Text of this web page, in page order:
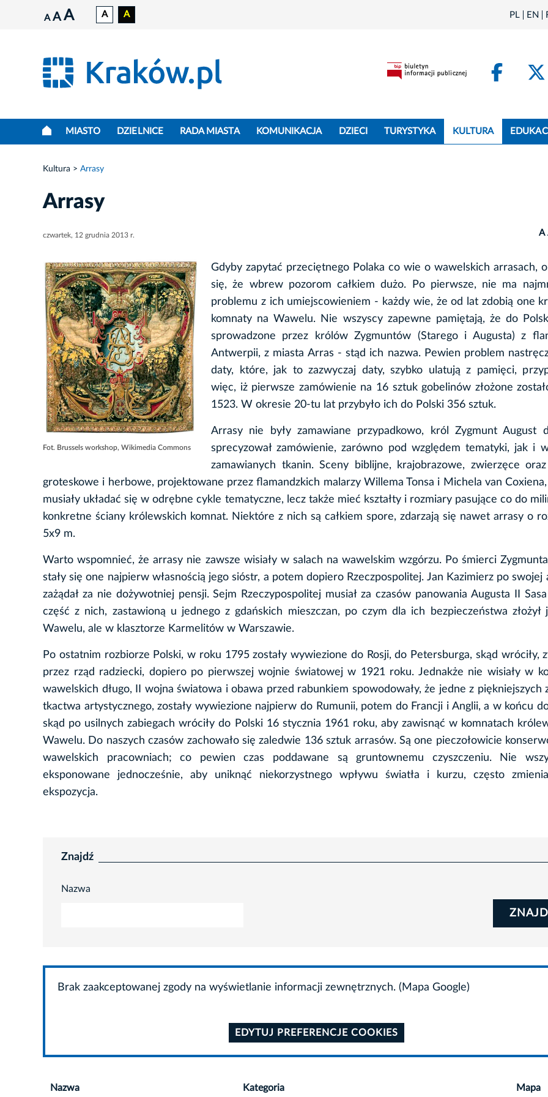
A A A A A PL EN
MIASTO DZIELNICE RADA MIASTA KOMUNIKACJA DZIECI TURYSTYKA KULTURA
Kultura Arrasy
Arrasy
czwartek, 12 grudnia 2013 r. A
Fot. Brussels workshop, Wikimedia Commons
Gdyby zapytać przeciętnego Polaka co wie o wawelskich arrasach,
się, że wbrew pozorom całkiem dużo. Po pierwsze, nie ma
problemu z ich umiejscowieniem - każdy wie, że od lat zdobią one
komnaty na Wawelu. Nie wszyscy zapewne pamiętają, że do
sprowadzone przez królów Zygmuntów (Starego i Augusta) z
Antwerpii, z miasta Arras - stąd ich nazwa. Pewien problem
daty, które, jak to zazwyczaj daty, szybko ulatują z pamięci,
więc, iż pierwsze zamówienie na 16 sztuk gobelinów złożone
1523. W okresie 20-tu lat przybyło ich do Polski 356 sztuk.
Arrasy nie były zamawiane przypadkowo, król Zygmunt August
sprecyzował zamówienie, zarówno pod względem tematyki, jak i
zamawianych tkanin. Sceny biblijne, krajobrazowe, zwierzęce
groteskowe i herbowe, projektowane przez flamandzkich malarzy Willema Tonsa i Michela van
musiały układać się w odrębne cykle tematyczne, lecz także mieć kształty i rozmiary pasujące co do
konkretne ściany królewskich komnat. Niektóre z nich są całkiem spore, zdarzają się nawet arrasy o
5x9 m.
Warto wspomnieć, że arrasy nie zawsze wisiały w salach na wawelskim wzgórzu. Po śmierci
stały się one najpierw własnością jego sióstr, a potem dopiero Rzeczpospolitej. Jan Kazimierz po swojej
zażądał za nie dożywotniej pensji. Sejm Rzeczypospolitej musiał za czasów panowania Augusta II
część z nich, zastawioną u jednego z gdańskich mieszczan, po czym dla ich bezpieczeństwa złożył
Wawelu, ale w klasztorze Karmelitów w Warszawie.
Po ostatnim rozbiorze Polski, w roku 1795 zostały wywiezione do Rosji, do Petersburga, skąd wróciły,
przez rząd radziecki, dopiero po pierwszej wojnie światowej w 1921 roku. Jednakże nie wisiały w
wawelskich długo, II wojna światowa i obawa przed rabunkiem spowodowały, że jedne z piękniejszych
tkactwa artystycznego, zostały wywiezione najpierw do Rumunii, potem do Francji i Anglii, a w końcu
skąd po usilnych zabiegach wróciły do Polski 16 stycznia 1961 roku, aby zawisnąć w komnatach
Wawelu. Do naszych czasów zachowało się zaledwie 136 sztuk arrasów. Są one pieczołowicie
wawelskich pracowniach; co pewien czas poddawane są gruntownemu czyszczeniu. Nie
eksponowane jednocześnie, aby uniknąć niekorzystnego wpływu światła i kurzu, często
ekspozycja.
Znajdź
Nazwa
Brak zaakceptowanej zgody na wyświetlanie informacji zewnętrznych. (Mapa Google)
EDYTUJ PREFERENCJE COOKIES
Nazwa Kategoria Mapa